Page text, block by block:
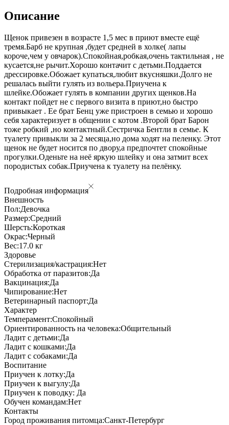
Описание
Щенок привезен в возрасте 1,5 мес в приют вместе ещё
тремя.Барб не крупная ,будет средней в холке( лапы
короче,чем у овчарок).Спокойная,робкая,очень тактильная , не
кусается,не рычит.Хорошо контачит с детьми.Поддается
дрессировке.Обожает купаться,любит вкусняшки.Долго не
решалась выйти гулять из вольера.Приучена к
шлейке.Обожает гулять в компании других щенков.На
контакт пойдет не с первого визита в приют,но быстро
привыкает . Ее брат Бенц уже пристроен в семью и хорошо
себя характеризует в общении с котом .Второй брат Барон
тоже робкий ,но контактный.Сестричка Бентли в семье. К
туалету привыкли за 2 месяца,но дома ходят на пеленку. Этот
щенок не будет носится по двору,а предпочтет спокойные
прогулки.Оденьте на неё яркую шлейку и она затмит всех
породистых собак.Приучена к туалету на пелёнку.
Подробная информация
Внешность
Пол:Девочка
Размер:Средний
Шерсть:Короткая
Окрас:Черный
Вес:17.0 кг
Здоровье
Стерилизация/кастрация:Нет
Обработка от паразитов:Да
Вакцинация:Да
Чипирование:Нет
Ветеринарный паспорт:Да
Характер
Темперамент:Спокойный
Ориентированность на человека:Общительный
Ладит с детьми:Да
Ладит с кошками:Да
Ладит с собаками:Да
Воспитание
Приучен к лотку:Да
Приучен к выгулу:Да
Приучен к поводку: Да
Обучен командам:Нет
Контакты
Город проживания питомца:Санкт-Петербург